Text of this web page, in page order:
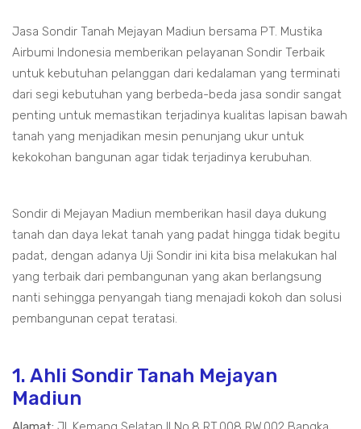
Jasa Sondir Tanah Mejayan Madiun bersama PT. Mustika
Airbumi Indonesia memberikan pelayanan Sondir Terbaik
untuk kebutuhan pelanggan dari kedalaman yang terminati
dari segi kebutuhan yang berbeda-beda jasa sondir sangat
penting untuk memastikan terjadinya kualitas lapisan bawah
tanah yang menjadikan mesin penunjang ukur untuk
kekokohan bangunan agar tidak terjadinya kerubuhan.
Sondir di Mejayan Madiun memberikan hasil daya dukung
tanah dan daya lekat tanah yang padat hingga tidak begitu
padat, dengan adanya Uji Sondir ini kita bisa melakukan hal
yang terbaik dari pembangunan yang akan berlangsung
nanti sehingga penyangah tiang menajadi kokoh dan solusi
pembangunan cepat teratasi.
1. Ahli Sondir Tanah Mejayan
Madiun